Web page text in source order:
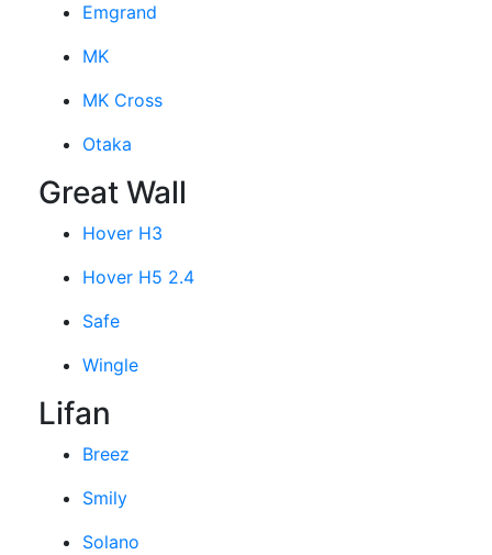
Emgrand
MK
MK Cross
Otaka
Great Wall
Hover H3
Hover H5 2.4
Safe
Wingle
Lifan
Breez
Smily
Solano